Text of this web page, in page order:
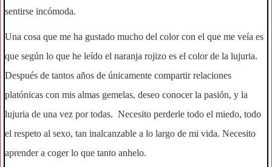
sentirse incómoda.
Una cosa que me ha gustado mucho del color con el que me veía es
que según lo que he leído el naranja rojizo es el color de la lujuria.
Después de tantos años de únicamente compartir relaciones
platónicas con mis almas gemelas, deseo conocer la pasión, y la
lujuria de una vez por todas. Necesito perderle todo el miedo, todo
el respeto al sexo, tan inalcanzable a lo largo de mi vida. Necesito
aprender a coger lo que tanto anhelo.